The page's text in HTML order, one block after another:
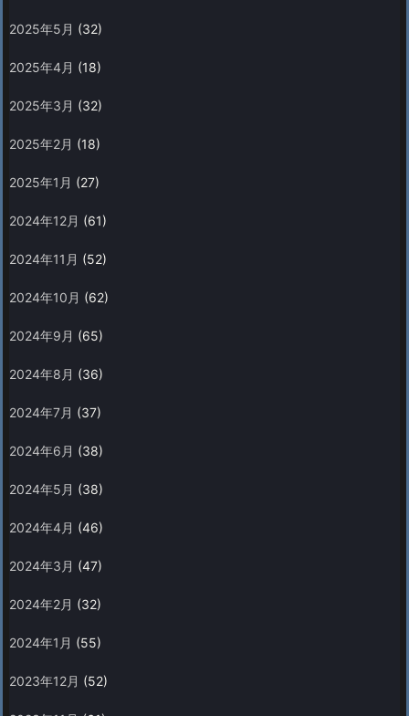
2025年5月 (32)
2025年4月 (18)
2025年3月 (32)
2025年2月 (18)
2025年1月 (27)
2024年12月 (61)
2024年11月 (52)
2024年10月 (62)
2024年9月 (65)
2024年8月 (36)
2024年7月 (37)
2024年6月 (38)
2024年5月 (38)
2024年4月 (46)
2024年3月 (47)
2024年2月 (32)
2024年1月 (55)
2023年12月 (52)